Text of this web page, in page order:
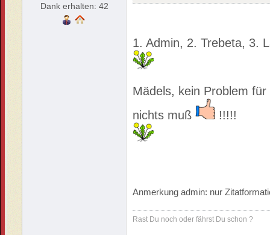
Dank erhalten: 42
1. Admin, 2. Trebeta, 3.
Mädels, kein Problem
nichts muß
!!!!!
Anmerkung admin: nur
Rast Du noch oder fährst Du schon ?